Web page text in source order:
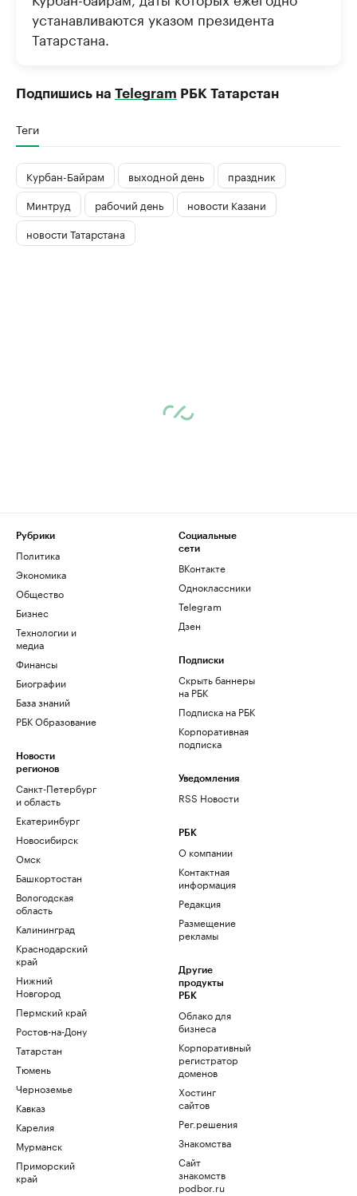
устанавливаются указом президента
Татарстана.
Подпишись на Telegram РБК Татарстан
Теги
Курбан-Байрам выходной день
праздник
Минтруд
рабочий день
новости Казани
новости Татарстана
Рубрики
Политика
Экономика
Общество
Бизнес
Технологии и
медиа
Финансы
Биографии
База знаний
РБК Образование
Новости
регионов
Санкт-Петербург
и область
Екатеринбург
Новосибирск
Омск
Башкортостан
Вологодская
область
Калининград
Краснодарский
край
Нижний
Новгород
Пермский край
Ростов-на-Дону
Татарстан
Тюмень
Черноземье
Кавказ
Карелия
Мурманск
Приморский
край
Социальные
сети
ВКонтакте
Одноклассники
Telegram
Дзен
Подписки
Скрыть баннеры
на РБК
Подписка на РБК
Корпоративная
подписка
Уведомления
RSS Новости
РБК
О компании
Контактная
информация
Редакция
Размещение
рекламы
Другие
продукты
РБК
Облако для
бизнеса
Корпоративный
регистратор
доменов
Хостинг
сайтов
Рег.решения
Знакомства
Сайт
знакомств
podbor.ru